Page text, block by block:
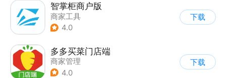
智掌柜商户版
商家工具
4.0
下载
多多买菜门店端
商家管理
4.0
下载